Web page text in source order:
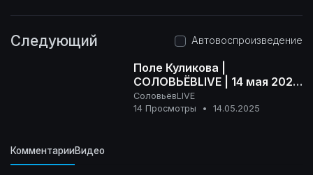
Следующий Автовоспроизведение
Поле Куликова |
СОЛОВЬЁВLIVE | 14 мая 2025
года
СоловьёвLIVE
14 Просмотры
• 14.05.2025
КомментарииВидео